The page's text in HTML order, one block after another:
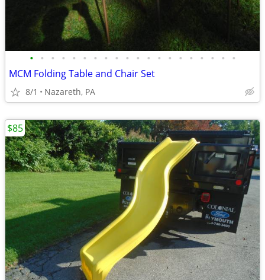
• • • • • • • • • • • • • • • • • • • •
MCM Folding Table and Chair Set
8/1 Nazareth, PA
$85